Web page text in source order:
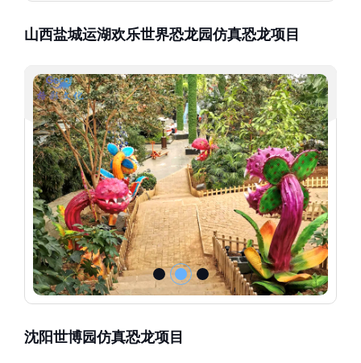
山西盐城运湖欢乐世界恐龙园仿真恐龙项目
沈阳世博园仿真恐龙项目